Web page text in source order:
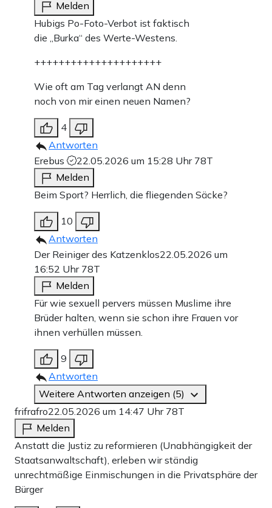
Melden
Hubigs Po-Foto-Verbot ist faktisch
die „Burka“ des Werte-Westens.
+++++++++++++++++++++
Wie oft am Tag verlangt AN denn
noch von mir einen neuen Namen?
4
Antworten
Erebus
22.05.2026 um 15:28 Uhr 78T
Melden
Beim Sport? Herrlich, die fliegenden Säcke?
10
Antworten
Der Reiniger des Katzenklos22.05.2026 um
16:52 Uhr 78T
Melden
Für wie sexuell pervers müssen Muslime ihre
Brüder halten, wenn sie schon ihre Frauen vor
ihnen verhüllen müssen.
9
Antworten
Weitere Antworten anzeigen (5)
frifrafro22.05.2026 um 14:47 Uhr 78T
Melden
Anstatt die Justiz zu reformieren (Unabhängigkeit der
Staatsanwaltschaft), erleben wir ständig
unrechtmäßige Einmischungen in die Privatsphäre der
Bürger